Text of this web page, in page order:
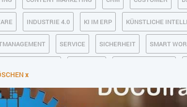
INDUSTRIE 4.0 KI IM ERP KÜNSTLICHE
SERVICE SICHERHEIT SMART
x